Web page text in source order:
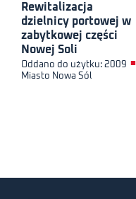
Rewitalizacja
dzielnicy portowej w
zabytkowej części
Nowej Soli
Oddano do użytku: 2009 ■
Miasto Nowa Sól